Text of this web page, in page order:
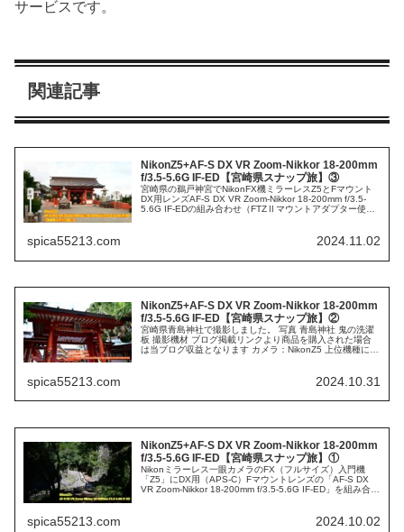
サービスです。
関連記事
NikonZ5+AF-S DX VR Zoom-Nikkor 18-200mm
f/3.5-5.6G IF-ED【宮崎県スナップ旅】③
宮崎県の鵜戸神宮でNikonFX機ミラーレスZ5とFマウント
DX用レンズAF-S DX VR Zoom-Nikkor 18-200mm f/3.5-
5.6G IF-EDの組み合わせ（FTZⅡマウントアダプター使
spica55213.com 2024.11.02
NikonZ5+AF-S DX VR Zoom-Nikkor 18-200mm
f/3.5-5.6G IF-ED【宮崎県スナップ旅】②
宮崎県青島神社で撮影しました。 写真 青島神社 鬼の洗濯
板 撮影機材 ブログ掲載リンクより商品を購入された場合
は当ブログ収益となります カメラ：NikonZ5 上位機種にも
spica55213.com 2024.10.31
NikonZ5+AF-S DX VR Zoom-Nikkor 18-200mm
f/3.5-5.6G IF-ED【宮崎県スナップ旅】①
Nikonミラーレス一眼カメラのFX（フルサイズ）入門機
「Z5」にDX用（APS-C）Fマウントレンズの「AF-S DX
VR Zoom-Nikkor 18-200mm f/3.5-5.6G IF-ED」を組み合わ
spica55213.com 2024.10.02